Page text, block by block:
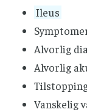
Ileus
Alvorlig
Alvorlig
Vanskelig